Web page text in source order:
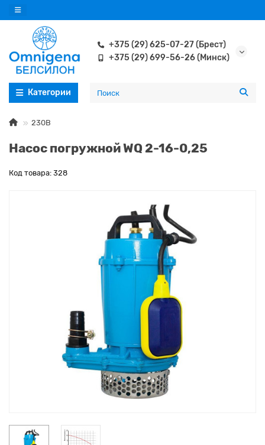
+375 (29) 625-07-27 (Брест)
+375 (29) 699-56-26 (Минск)
Категории
230В
Насос погружной WQ 2-16-0,25
Код товара: 328